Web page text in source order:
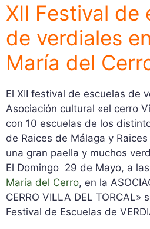
XII Festival de
de verdiales
María del
El XII festival de escuelas de
Asociación cultural «el cerro
con 10 escuelas de los
de Raices de Málaga y
una gran paella y muchos
El Domingo 29 de Mayo, a
María del Cerro, en la
CERRO VILLA DEL TORCAL»
Festival de Escuelas de